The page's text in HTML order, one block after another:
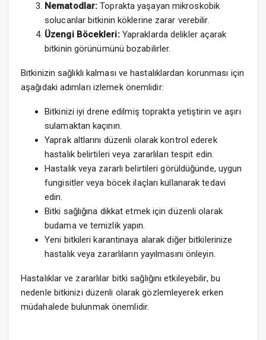
Nematodlar: Toprakta yaşayan mikroskobik
solucanlar bitkinin köklerine zarar verebilir.
Üzengi Böcekleri:Yapraklarda delikler açarak
bitkinin görünümünü bozabilirler.
Bitkinizin sağlıklı kalması ve hastalıklardan korunması için
aşağıdaki adımları izlemek önemlidir:
Bitkinizi iyi drene edilmiş toprakta yetiştirin ve aşırı
sulamaktan kaçının.
Yaprak altlarını düzenli olarak kontrol ederek
hastalık belirtileri veya zararlıları tespit edin.
Hastalık veya zararlı belirtileri görüldüğünde, uygun
fungisitler veya böcek ilaçları kullanarak tedavi
edin.
Bitki sağlığına dikkat etmek için düzenli olarak
budama ve temizlik yapın.
Yeni bitkileri karantinaya alarak diğer bitkilerinize
hastalık veya zararlıların yayılmasını önleyin.
Hastalıklar ve zararlılar bitki sağlığını etkileyebilir, bu
nedenle bitkinizi düzenli olarak gözlemleyerek erken
müdahalede bulunmak önemlidir.